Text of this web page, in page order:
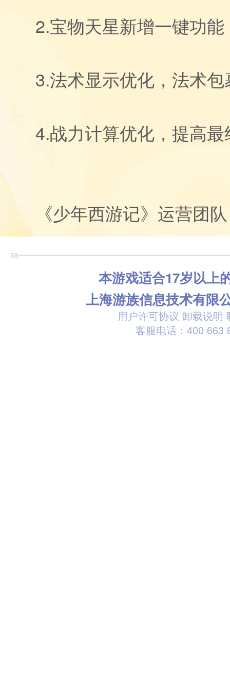
2.宝物天星新增一键功能
3.法术显示优化，法术
4.战力计算优化，提高
《少年西游记》运营团队
本游戏适合17岁以上
上海游族信息技术有限
用户许可协议 卸载说明
客服电话：400 663